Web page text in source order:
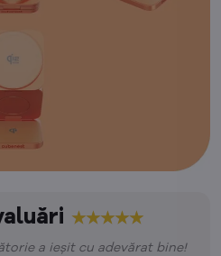
a ieșit cu adevărat bine!